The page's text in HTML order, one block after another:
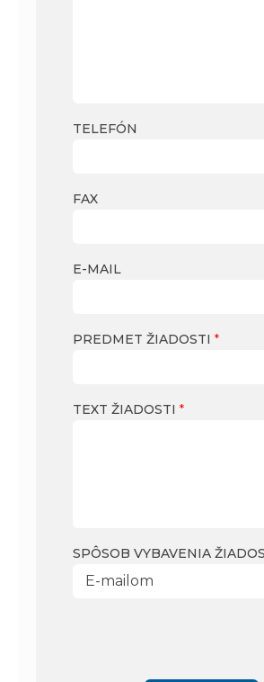
TELEFÓN
FAX
E-MAIL
PREDMET ŽIADOSTI *
TEXT ŽIADOSTI *
SPÔSOB VYBAVENIA